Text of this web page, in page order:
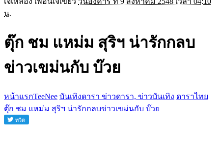
น.
ตุ๊ก ชม แหม่ม สุริฯ น่ารักกลบ
ข่าวเขม่นกับ บ๊วย
หน้าแรกTeeNee บันเทิงดารา ข่าวดารา, ข่าวบันเทิง ดาราไทย
ตุ๊ก ชม แหม่ม สุริฯ น่ารักกลบข่าวเขม่นกับ บ๊วย